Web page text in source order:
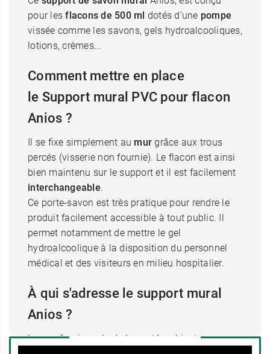
pour lesflacons de 500 ml dotés d'une pompe
vissée comme les savons, gels hydroalcooliques,
lotions, crèmes...
Comment mettre en place
le Support mural PVC pour flacon
Anios ?
Il se fixe simplement au mur grâce aux trous
percés (visserie non fournie). Le flacon est ainsi
bien maintenu sur le support et il est facilement
interchangeable.
Ce porte-savon est très pratique pour rendre le
produit facilement accessible à tout public. Il
permet notamment de mettre le gel
hydroalcoolique à la disposition du personnel
médical et des visiteurs en milieu hospitalier.
À qui s'adresse le support mural
Anios ?
Les professionnels de la santé, cabinets